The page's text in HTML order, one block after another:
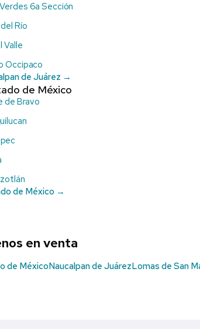
6a Sección
Río
Valle
Occipaco
de Juárez →
de México
de Bravo
de México →
en venta
de MéxicoNaucalpan de JuárezLomas de San